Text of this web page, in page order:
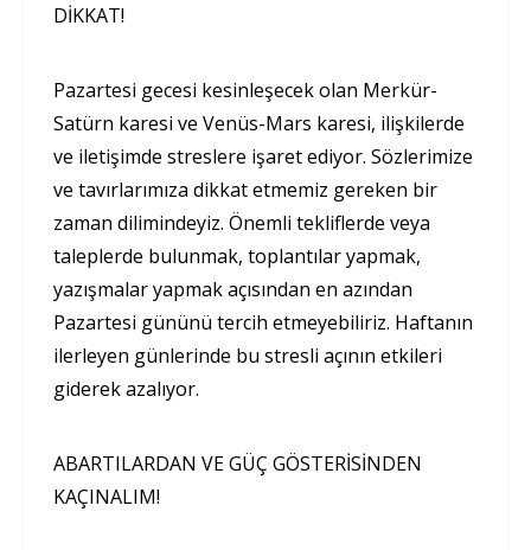
DİKKAT!
Pazartesi gecesi kesinleşecek olan Merkür-
Satürn karesi ve Venüs-Mars karesi, ilişkilerde
ve iletişimde streslere işaret ediyor. Sözlerimize
ve tavırlarımıza dikkat etmemiz gereken bir
zaman dilimindeyiz. Önemli tekliflerde veya
taleplerde bulunmak, toplantılar yapmak,
yazışmalar yapmak açısından en azından
Pazartesi gününü tercih etmeyebiliriz. Haftanın
ilerleyen günlerinde bu stresli açının etkileri
giderek azalıyor.
ABARTILARDAN VE GÜÇ GÖSTERİSİNDEN
KAÇINALIM!